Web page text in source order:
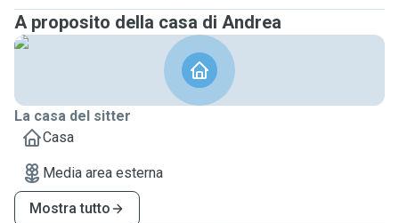
A proposito della casa di Andrea
La casa del sitter
Casa
Media area esterna
Mostra tutto